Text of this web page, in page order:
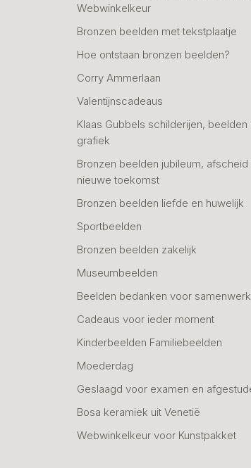
Webwinkelkeur
Bronzen beelden met tekstplaatje
Hoe ontstaan bronzen beelden?
Corry Ammerlaan
Valentijnscadeaus
Klaas Gubbels schilderijen, beelden
grafiek
Bronzen beelden jubileum, afscheid
nieuwe toekomst
Bronzen beelden liefde en huwelijk
Sportbeelden
Bronzen beelden zakelijk
Museumbeelden
Beelden bedanken voor
Cadeaus voor ieder moment
Kinderbeelden Familiebeelden
Moederdag
Geslaagd voor examen en
Bosa keramiek uit Venetië
Webwinkelkeur voor Kunstpakket